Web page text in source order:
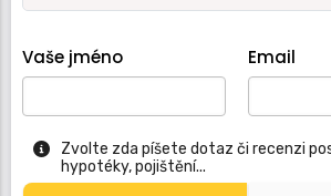
Vaše jméno Email
Zvolte zda píšete dotaz či recenzi
hypotéky, pojištění...